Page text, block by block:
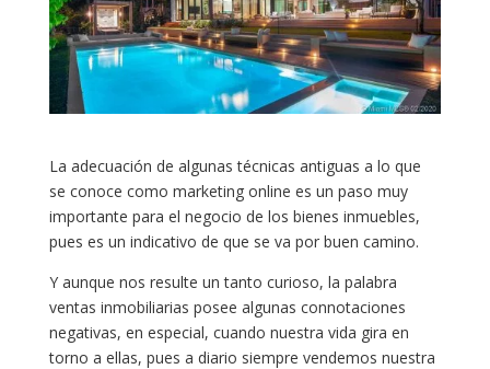
La adecuación de algunas técnicas antiguas a lo que
se conoce como marketing online es un paso muy
importante para el negocio de los bienes inmuebles,
pues es un indicativo de que se va por buen camino.
Y aunque nos resulte un tanto curioso, la palabra
ventas inmobiliarias posee algunas connotaciones
negativas, en especial, cuando nuestra vida gira en
torno a ellas, pues a diario siempre vendemos nuestra